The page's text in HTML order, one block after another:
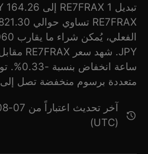
متعددة برسوم منخفضة تصل إلى 0.1%.
(UTC)